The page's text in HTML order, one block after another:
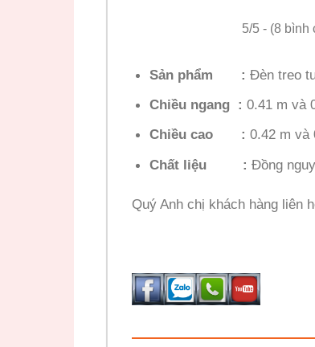
5/5 - (8 bình
Sản phẩm :Đèn treo
Chiều ngang : 0.41 m và
Chiều cao : 0.42 m và
Chất liệu :Đồng
Quý Anh chị khách hàng liên